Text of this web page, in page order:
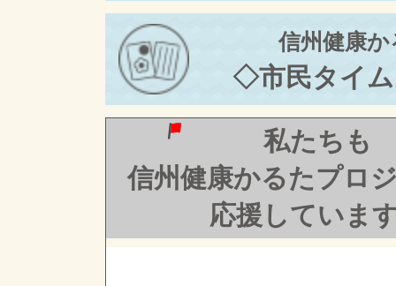
信州健康
◇市民タイ
私たちも
信州健康かるたプロ
応援していま